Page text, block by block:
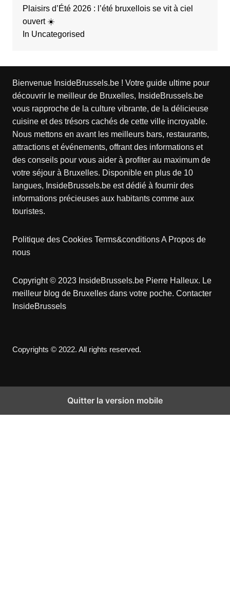
Plaisirs d’Été 2026 : l’été bruxellois se vit à ciel
ouvert ☀️
In Uncategorised
Bienvenue InsideBrussels.be ! Votre guide ultime pour
découvrir le meilleur de Bruxelles, InsideBrussels.be
vous rapproche de la culture vibrante, de la délicieuse
cuisine et des trésors cachés de cette ville incroyable.
Nous mettons en avant les meilleurs bars, restaurants,
attractions et événements, offrant des informations et
des conseils pour vous aider à profiter au maximum de
votre séjour à Bruxelles. Disponible en plus de 10
langues, InsideBrussels.be est dédié à fournir des
informations précieuses aux habitants comme aux
touristes.
Politique des Cookies Terms&conditionsA Propos de
nous
Copyright © 2023 InsideBrussels.be Pierre Halleux. Le
meilleur blog de Bruxelles dans votre poche. Contacter
InsideBrussels
Copyrights © 2022. All rights reserved.
Quitter la version mobile